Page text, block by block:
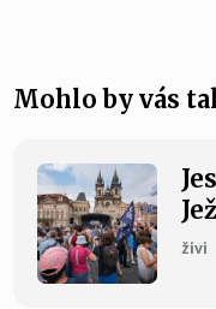
Mohlo by vás
živi